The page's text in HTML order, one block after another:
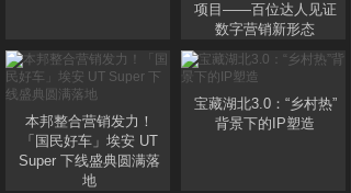
项目——百位达人见证
数字营销新形态
本邦整合营销发力！
「国民好车」埃安 UT
Super 下线盛典圆满落
地
宝藏湖北3.0：“乡村热”
背景下的IP塑造